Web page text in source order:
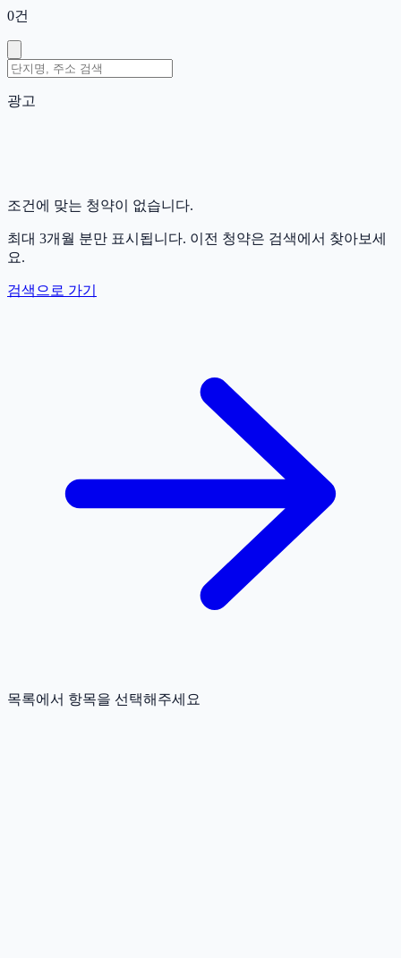
0건
광고
조건에 맞는 청약이 없습니다.
최대 3개월 분만 표시됩니다. 이전 청약은 검색에서 찾아보세
요.
검색으로 가기
목록에서 항목을 선택해주세요